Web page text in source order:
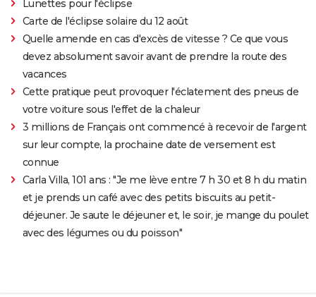
Lunettes pour l'éclipse
Carte de l'éclipse solaire du 12 août
Quelle amende en cas d'excès de vitesse ? Ce que vous
devez absolument savoir avant de prendre la route des
vacances
Cette pratique peut provoquer l'éclatement des pneus de
votre voiture sous l'effet de la chaleur
3 millions de Français ont commencé à recevoir de l'argent
sur leur compte, la prochaine date de versement est
connue
Carla Villa, 101 ans : "Je me lève entre 7 h 30 et 8 h du matin
et je prends un café avec des petits biscuits au petit-
déjeuner. Je saute le déjeuner et, le soir, je mange du poulet
avec des légumes ou du poisson"